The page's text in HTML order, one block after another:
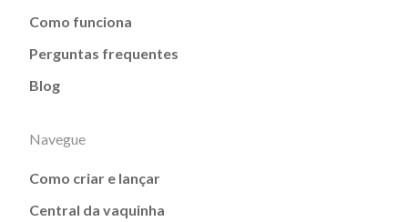
Como funciona
Perguntas frequentes
Blog
Navegue
Como criar e lançar
Central da vaquinha